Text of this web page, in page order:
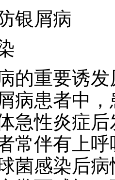
银屑病
的重要诱
病患者中
急性炎症
常伴有上
菌感染后